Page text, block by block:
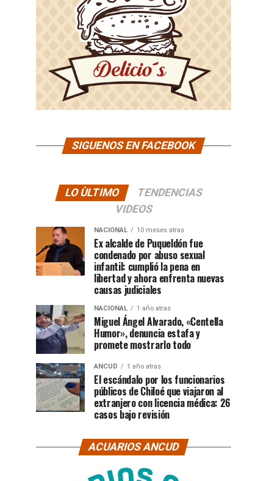
SIGUENOS EN FACEBOOK
LO ÙLTIMO
TENDENCIAS
VIDEOS
NACIONAL 10 meses atras
Ex alcalde de Puqueldón fue
condenado por abuso sexual
infantil: cumplió la pena en
libertad y ahora enfrenta nuevas
causas judiciales
NACIONAL 1 año atras
Miguel Ángel Alvarado, «Centella
Humor», denuncia estafa y
promete mostrarlo todo
ANCUD 1 año atras
El escándalo por los funcionarios
públicos de Chiloé que viajaron al
extranjero con licencia médica: 26
casos bajo revisión
ACUARIOS ANCUD